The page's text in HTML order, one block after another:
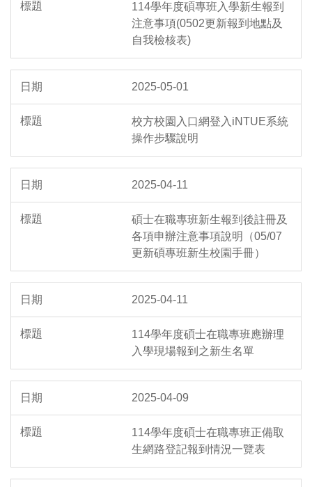
114學年度碩專班入學新生報到
注意事項(0502更新報到地點及
自我檢核表)
2025-05-01
校方校園入口網登入iNTUE系統
操作步驟說明
2025-04-11
碩士在職專班新生報到後註冊及
各項申辦注意事項說明（05/07
更新碩專班新生校園手冊）
2025-04-11
114學年度碩士在職專班應辦理
入學現場報到之新生名單
2025-04-09
114學年度碩士在職專班正備取
生網路登記報到情況一覽表